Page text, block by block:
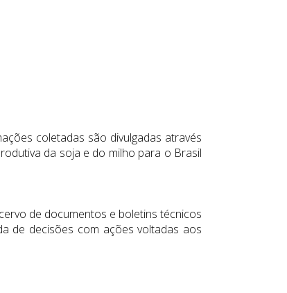
coletadas são divulgadas através
da soja e do milho para o Brasil
de documentos e boletins técnicos
de decisões com ações voltadas aos